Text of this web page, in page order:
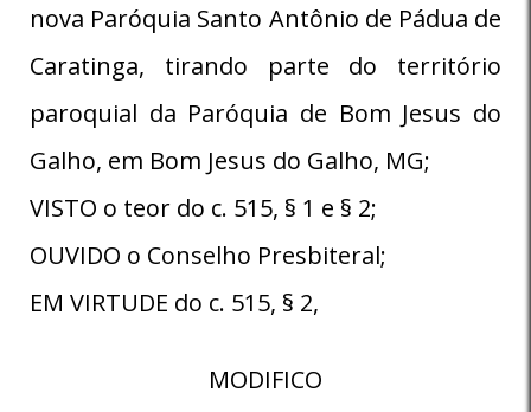
nova Paróquia Santo Antônio de Pádua de
Caratinga, tirando parte do território
paroquial da Paróquia de Bom Jesus do
Galho, em Bom Jesus do Galho, MG;
VISTO o teor do c. 515, § 1 e § 2;
OUVIDO o Conselho Presbiteral;
EM VIRTUDE do c. 515, § 2,
MODIFICO